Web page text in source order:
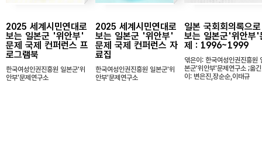
2025 세계시민연대로
보는 일본군 '위안부'
문제 국제 컨퍼런스 프
로그램북
한국여성인권진흥원 일본군'위
안부'문제연구소
2025 세계시민연대로
보는 일본군 '위안부'
문제 국제 컨퍼런스 자
료집
한국여성인권진흥원 일본군'위
안부'문제연구소
일본 국회회의록으로
보는 일본군'위안부'
제 : 1996~1999
엮은이: 한국여성인권진흥원
본군'위안부'문제연구소 ;옮긴
이: 변은진,장순순,이태규